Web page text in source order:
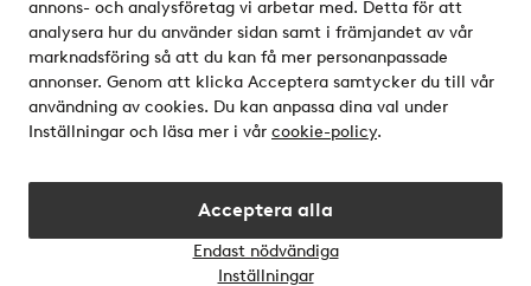
annons- och analysföretag vi arbetar med. Detta för att
analysera hur du använder sidan samt i främjandet av vår
marknadsföring så att du kan få mer personanpassade
annonser. Genom att klicka Acceptera samtycker du till vår
användning av cookies. Du kan anpassa dina val under
Inställningar och läsa mer i vår cookie-policy.
Acceptera alla
Endast nödvändiga
Inställningar
Vill du veta mer om våra betalalternativ?
elpy